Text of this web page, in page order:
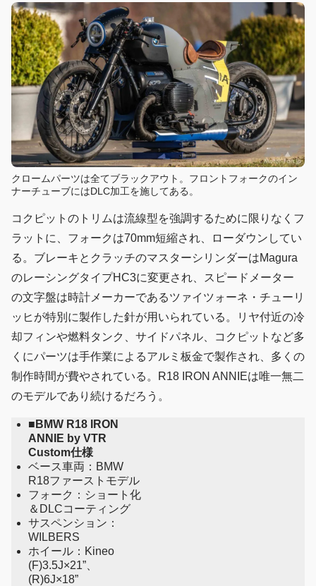
クロームパーツは全てブラックアウト。フロントフォークのイン
ナーチューブにはDLC加工を施してある。
コクピットのトリムは流線型を強調するために限りなくフ
ラットに、フォークは70mm短縮され、ローダウンしてい
る。ブレーキとクラッチのマスターシリンダーはMagura
のレーシングタイプHC3に変更され、スピードメーター
の文字盤は時計メーカーであるツァイツォーネ・チューリ
ッヒが特別に製作した針が用いられている。リヤ付近の冷
却フィンや燃料タンク、サイドパネル、コクピットなど多
くにパーツは手作業によるアルミ板金で製作され、多くの
制作時間が費やされている。R18 IRON ANNIEは唯一無二
のモデルであり続けるだろう。
■BMW R18 IRON
ANNIE by VTR
Custom仕様
ベース車両：BMW
R18ファーストモデル
フォーク：ショート化
＆DLCコーティング
サスペンション：
WILBERS
ホイール：Kineo
(F)3.5J×21”、
(R)6J×18”